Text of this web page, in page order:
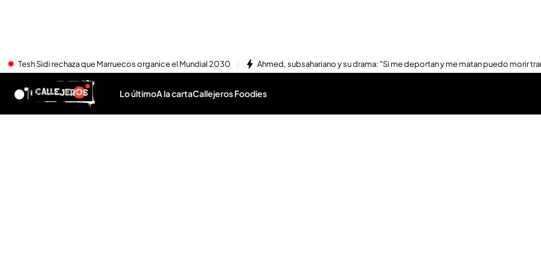
Tesh Sidi rechaza que Marruecos organice el Mundial 2030 Ahmed, subsahariano y su drama: "Si me deportan y me matan puedo morir
Lo últimoA la cartaCallejeros Foodies